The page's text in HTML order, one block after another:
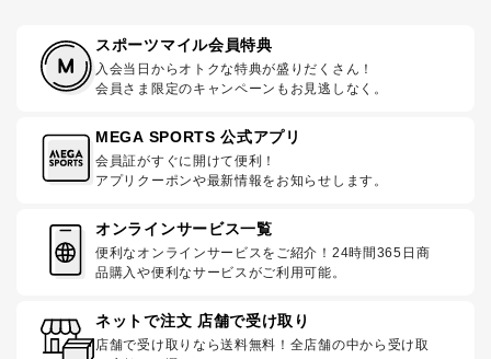
スポーツマイル会員特典
入会当日からオトクな特典が盛りだくさん！
会員さま限定のキャンペーンもお見逃しなく。
MEGA SPORTS 公式アプリ
会員証がすぐに開けて便利！
アプリクーポンや最新情報をお知らせします。
オンラインサービス一覧
便利なオンラインサービスをご紹介！24時間365日商
品購入や便利なサービスがご利用可能。
ネットで注文 店舗で受け取り
店舗で受け取りなら送料無料！全店舗の中から受け取